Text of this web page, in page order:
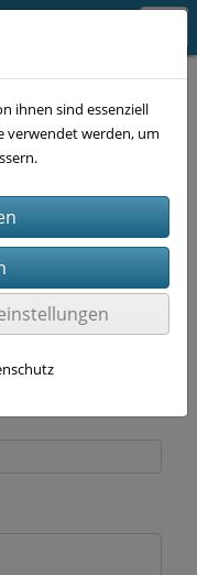
Über das
Sie uns diese zusenden.
ihnen sind essenziell
verwendet werden, um